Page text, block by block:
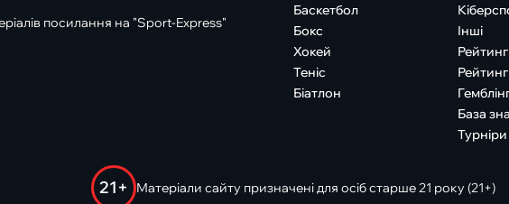
посилання на "Sport-Express"
Баскетбол
Бокс
Хокей
Теніс
Біатлон
Інші
База
21+ Матеріали сайту призначені для осіб старше 21 року (21+)